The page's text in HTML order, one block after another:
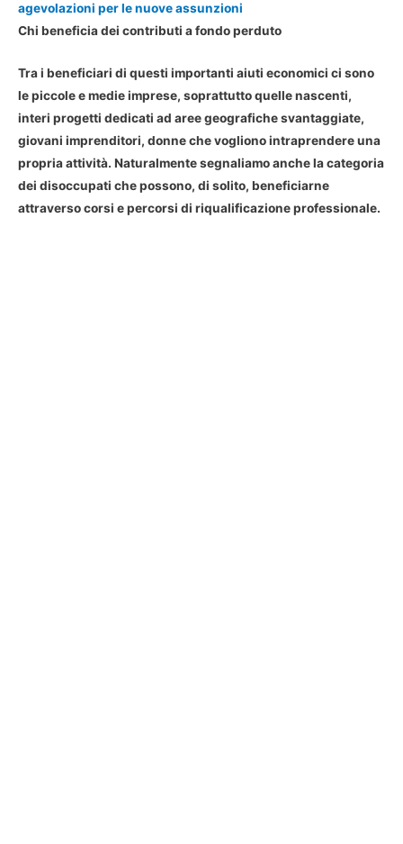
agevolazioni per le nuove assunzioni
Chi beneficia dei contributi a fondo perduto
Tra i beneficiari di questi importanti aiuti economici ci sono
le piccole e medie imprese, soprattutto quelle nascenti,
interi progetti dedicati ad aree geografiche svantaggiate,
giovani imprenditori, donne che vogliono intraprendere una
propria attività. Naturalmente segnaliamo anche la categoria
dei disoccupati che possono, di solito, beneficiarne
attraverso corsi e percorsi di riqualificazione professionale.